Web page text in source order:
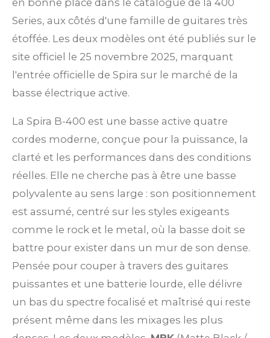
en bonne place dans le catalogue de la 400
Series, aux côtés d'une famille de guitares très
étoffée. Les deux modèles ont été publiés sur le
site officiel le 25 novembre 2025, marquant
l'entrée officielle de Spira sur le marché de la
basse électrique active.
La Spira B-400 est une basse active quatre
cordes moderne, conçue pour la puissance, la
clarté et les performances dans des conditions
réelles. Elle ne cherche pas à être une basse
polyvalente au sens large : son positionnement
est assumé, centré sur les styles exigeants
comme le rock et le metal, où la basse doit se
battre pour exister dans un mur de son dense.
Pensée pour couper à travers des guitares
puissantes et une batterie lourde, elle délivre
un bas du spectre focalisé et maîtrisé qui reste
présent même dans les mixages les plus